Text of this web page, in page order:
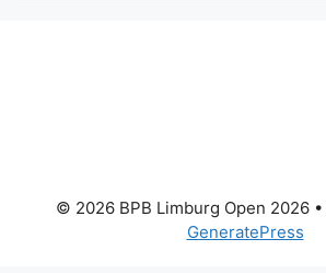
© 2026 BPB Limburg Open 2026•
GeneratePress